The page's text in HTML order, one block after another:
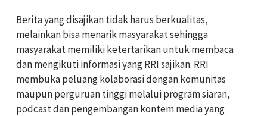
Berita yang disajikan tidak harus berkualitas,
melainkan bisa menarik masyarakat sehingga
masyarakat memiliki ketertarikan untuk membaca
dan mengikuti informasi yang RRI sajikan. RRI
membuka peluang kolaborasi dengan komunitas
maupun perguruan tinggi melalui program siaran,
podcast dan pengembangan kontem media yang